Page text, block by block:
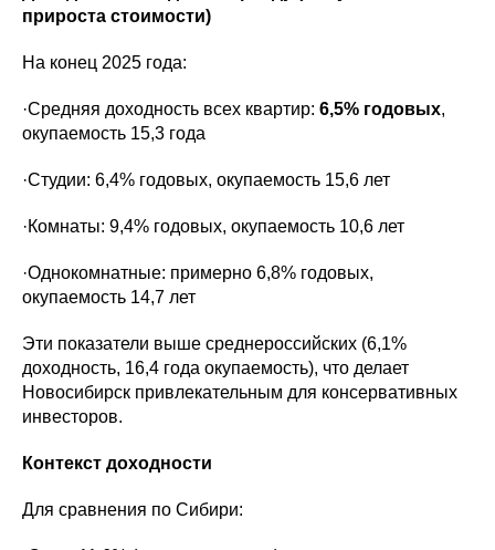
прироста стоимости)
На конец 2025 года:
·Средняя доходность всех квартир: 6,5% годовых,
окупаемость 15,3 года
·Студии: 6,4% годовых, окупаемость 15,6 лет
·Комнаты: 9,4% годовых, окупаемость 10,6 лет
·Однокомнатные: примерно 6,8% годовых,
окупаемость 14,7 лет
Эти показатели выше среднероссийских (6,1%
доходность, 16,4 года окупаемость), что делает
Новосибирск привлекательным для консервативных
инвесторов.
Контекст доходности
Для сравнения по Сибири: